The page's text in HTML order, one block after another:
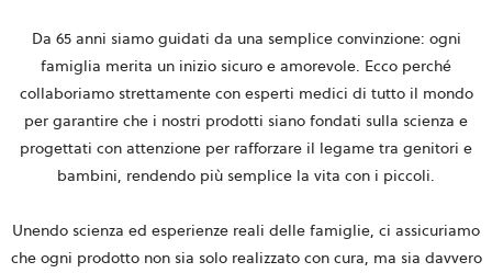
Da 65 anni siamo guidati da una semplice convinzione: ogni
famiglia merita un inizio sicuro e amorevole. Ecco perché
collaboriamo strettamente con esperti medici di tutto il mondo
per garantire che i nostri prodotti siano fondati sulla scienza e
progettati con attenzione per rafforzare il legame tra genitori e
bambini, rendendo più semplice la vita con i piccoli.
Unendo scienza ed esperienze reali delle famiglie, ci assicuriamo
che ogni prodotto non sia solo realizzato con cura, ma sia davvero